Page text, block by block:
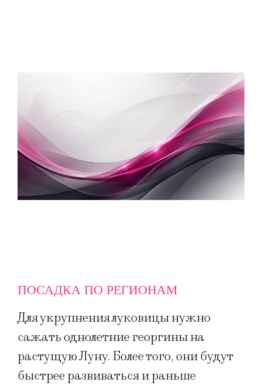
ПОСАДКА ПО РЕГИОНАМ
Для укрупнения луковицы нужно
сажать однолетние георгины на
растущую Луну. Более того, они будут
быстрее развиваться и раньше